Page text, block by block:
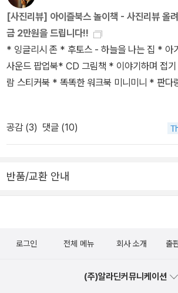
허락해주었을텐데 그랬느냐고 했더니그럴 생
고 하면서 본격적으로 떼를 쓰기 시작했다.한
남이 가졌다고, 갖고 싶다고 다 가질 수는 없는
서 언니 허락받고 가지고 놀라고 단칼에 잘랐
훌쩍훌쩍에서 시작해서 어엉엉으로 발전하니
다.아니나 다를까 인형 화장대도 주문하기로 했
아끼느라고 모셔두고 쳐다보기만 하는 만들기
고 만들고 싶어서 똑같은 걸로 주문했다.(바로
[사진리뷰] 아이즐북스 놀이책 - 사진리뷰 올
금 2만원을 드립니다!!
* 잉글리시 존 * 후토스 - 하늘을 나는 집 * 아
사운드 팝업북* CD 그림책 * 이야기하며 접
람 스티커북 * 똑똑한 워크북 미니미니 * 판다
공감 (3) 댓글 (10)
반품/교환 안내
로그인 전체 메뉴 회사 소개 출
(주)알라딘커뮤니케이션